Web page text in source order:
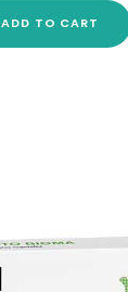
5
ADD TO CART